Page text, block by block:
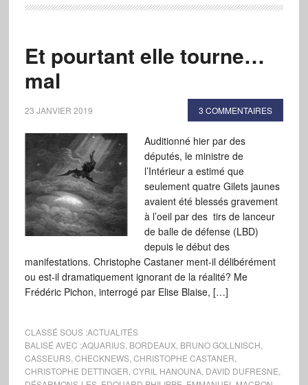
Et pourtant elle tourne…
mal
23 JANVIER 2019 3 COMMENTAIRES
Auditionné hier par des
députés, le ministre de
l’Intérieur a estimé que
seulement quatre Gilets jaunes
avaient été blessés gravement
à l’oeil par des tirs de lanceur
de balle de défense (LBD)
depuis le début des
manifestations. Christophe Castaner ment-il délibérément
ou est-il dramatiquement ignorant de la réalité? Me
Frédéric Pichon, interrogé par Elise Blaise, […]
CLASSÉ SOUS :ACTUALITÉS
BALISÉ AVEC :AQUARIUS, BORDEAUX, BRUNO GOLLNISCH
CASSEURS, CHECKNEWS, CHRISTOPHE CASTANER
CHRISTOPHE DETTINGER CYRIL HANOUNA, DAVID DUFRESNE